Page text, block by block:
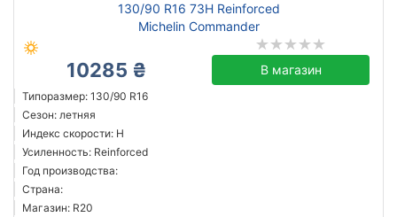
130/90 R16 73H Reinforced
Michelin Commander
10285 ₴ В магазин
Типоразмер: 130/90 R16
Сезон: летняя
Индекс скорости: H
Усиленность: Reinforced
Год производства:
Страна:
Магазин: R20